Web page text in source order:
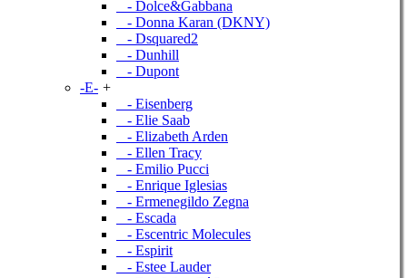
- Dolce&Gabbana
- Donna Karan (DKNY)
- Dsquared2
- Dunhill
- Dupont
-E- +
- Eisenberg
- Elie Saab
- Elizabeth Arden
- Ellen Tracy
- Emilio Pucci
- Enrique Iglesias
- Ermenegildo Zegna
- Escada
- Escentric Molecules
- Espirit
- Estee Lauder